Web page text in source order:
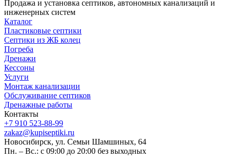
Продажа и установка септиков, автономных канализаций и
инженерных систем
Каталог
Пластиковые септики
Септики из ЖБ колец
Погреба
Дренажи
Кессоны
Услуги
Монтаж канализации
Обслуживание септиков
Дренажные работы
Контакты
+7 910 523-88-99
zakaz@kupiseptiki.ru
Новосибирск, ул. Семьи Шамшиных, 64
Пн. – Вс.: с 09:00 до 20:00 без выходных